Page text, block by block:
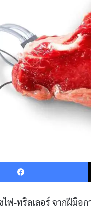
ไฟ-ทริลเลอร์ จากฝีมือ